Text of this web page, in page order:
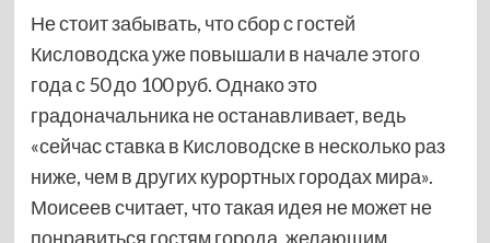
Не стоит забывать, что сбор с гостей
Кисловодска уже повышали в начале этого
года с 50 до 100 руб. Однако это
градоначальника не останавливает, ведь
«сейчас ставка в Кисловодске в несколько раз
ниже, чем в других курортных городах мира».
Моисеев считает, что такая идея не может не
понравиться гостям города, желающим